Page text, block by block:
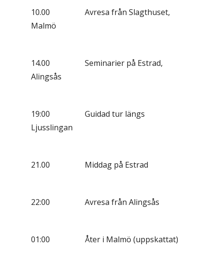
10.00 Avresa från Slagthuset,
Malmö
14.00 Seminarier på Estrad,
Alingsås
19:00 Guidad tur längs
Ljusslingan
21.00 Middag på Estrad
22:00 Avresa från Alingsås
01:00 Åter i Malmö (uppskattat)